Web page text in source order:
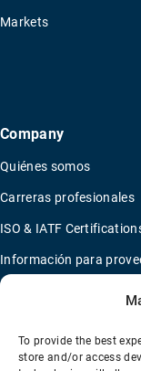
To provide the best
store and/or access
Markets
Company
Quiénes somos
Carreras profesionales
ISO & IATF
Información para
Legal Notice